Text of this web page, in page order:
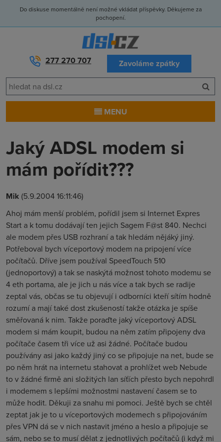
Do diskuse momentálně není možné vkládat příspěvky. Děkujeme za
pochopení.
277 270 707 Zavoláme zpátky
MENU
Jaký ADSL modem si
mám pořídit???
Mik (5.9.2004 16:11:46)
Ahoj mám menší problém, pořídil jsem si Internet Expres
Start a k tomu dodávají ten jejich Sagem F@st 840. Nechci
ale modem přes USB rozhraní a tak hledám nějáký jiný.
Potřeboval bych víceportový modem na pripojení více
počítačů. Dříve jsem používal SpeedTouch 510
(jednoportový) a tak se naskýtá možnost tohoto modemu se
4 eth portama, ale je jich u nás více a tak bych se radije
zeptal vás, občas se tu objevují i odborníci kteří sítím hodně
rozumí a mají také dost zkušeností takže otázka je spíše
směřovaná k nim. Takže poraďte jaký víceportový ADSL
modem si mám koupit, budou na něm zatím připojeny dva
počítače časem tři více už asi žádné. Počítače budou
používány asi jako každý jiný co se připojuje na net, bude se
po něm hrát na internetu stahovat a prohlížet web Nebude
to v žádné firmě ani složitých lan síťích přesto bych nepohrdl
i modemem s lepšími možnostmi nastavení časem se to
může hodit. Děkuji za snahu mi pomoci. Ještě bych se chtěl
zeptat jak je to u víceportových modemech s připojováním
přes VPN dá se v nich nastavit jméno a heslo a připojuje se
sám, nebo se to musí dělat z jednotlivých počítačů (i když mi